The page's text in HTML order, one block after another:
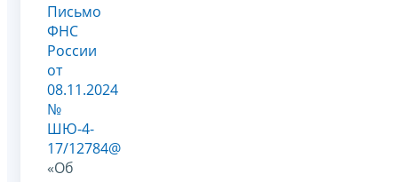
Письмо
ФНС
России
от
08.11.2024
№
ШЮ-4-
17/12784@
«Об